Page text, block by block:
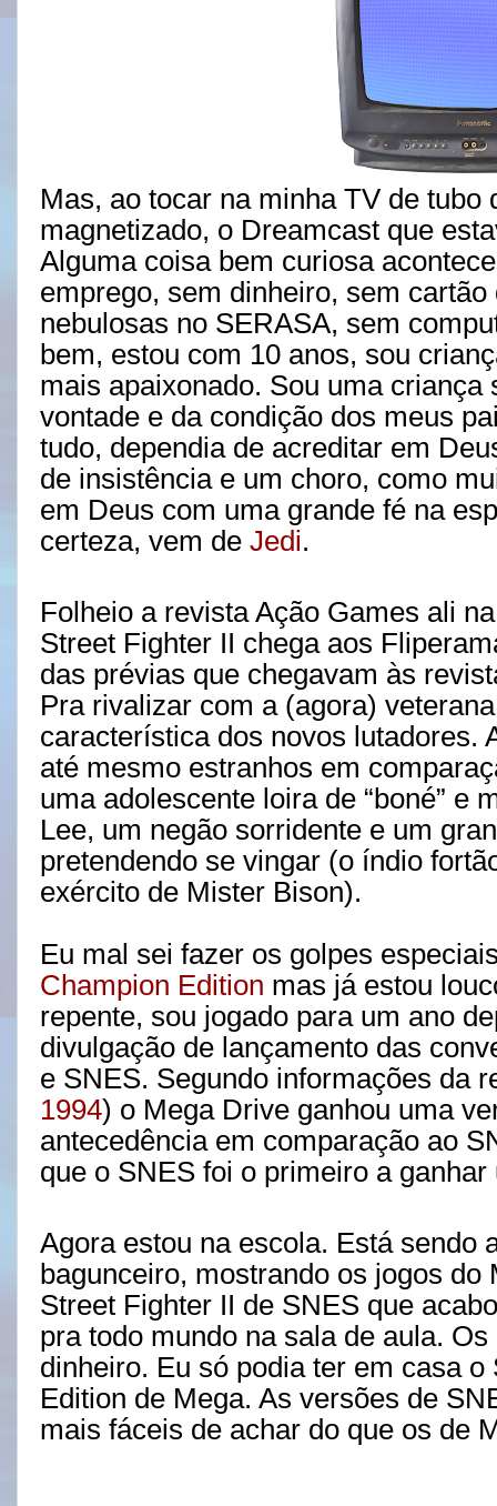
Mas, ao tocar na minha TV de tubo
magnetizado, o Dreamcast que
Alguma coisa bem curiosa
emprego, sem dinheiro, sem
nebulosas no SERASA, sem
bem, estou com 10 anos, sou
mais apaixonado. Sou uma criança
vontade e da condição dos meus
tudo, dependia de acreditar em
de insistência e um choro, como
em Deus com uma grande fé na
certeza, vem de Jedi.
Folheio a revista Ação Games ali
Street Fighter II chega aos
das prévias que chegavam às
Pra rivalizar com a (agora)
característica dos novos lutadores.
até mesmo estranhos em
uma adolescente loira de “boné” e
Lee, um negão sorridente e um
pretendendo se vingar (o índio
exército de Mister Bison).
Eu mal sei fazer os golpes
Champion Edition mas já estou
repente, sou jogado para um ano
divulgação de lançamento das
e SNES. Segundo informações da
1994) o Mega Drive ganhou uma
antecedência em comparação ao
que o SNES foi o primeiro a
Agora estou na escola. Está sendo
bagunceiro, mostrando os jogos
Street Fighter II de SNES que
pra todo mundo na sala de aula.
dinheiro. Eu só podia ter em casa
Edition de Mega. As versões de
mais fáceis de achar do que os de